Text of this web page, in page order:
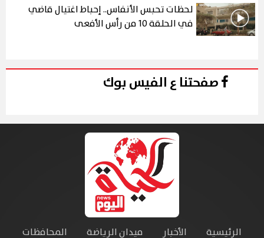
لحظات تحبس الأنفاس.. إحباط اغتيال قاضي
في الحلقة 10 من رأس الأفعى
صفحتنا ع الفيس بوك
الرئيسية الأخبار ميدان الرياضة المحافظات